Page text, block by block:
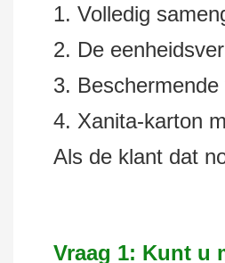
1. Volledig
2. De
3.
4. Xanita-karton
Als de klant dat
Vraag 1: Kunt u